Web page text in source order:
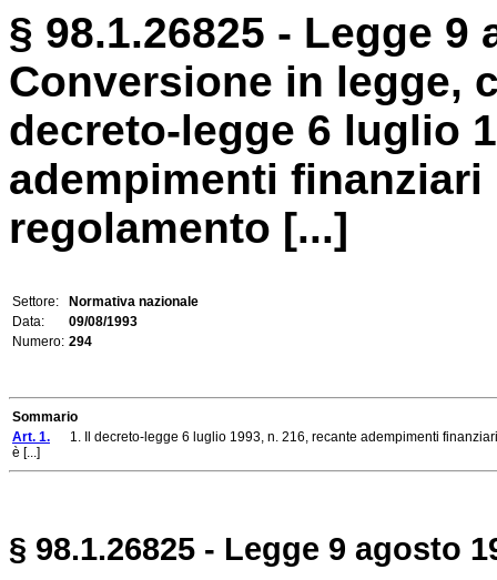
§ 98.1.26825 - Legge 9
Conversione in legge,
decreto-legge 6 luglio
adempimenti
regolamento [...]
Settore:
Normativa nazionale
Data:
09/08/1993
Numero: 294
Sommario
Art. 1. 1. Il decreto-legge 6 luglio 1993, n. 216, recante adempimenti
è [...]
§ 98.1.26825 - Legge 9 agosto